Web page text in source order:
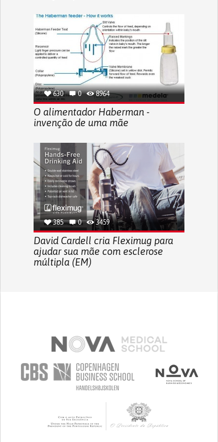
630 0 8964
O alimentador Haberman -
invenção de uma mãe
385 0 3459
David Cardell cria Fleximug para
ajudar sua mãe com esclerose
múltipla (EM)